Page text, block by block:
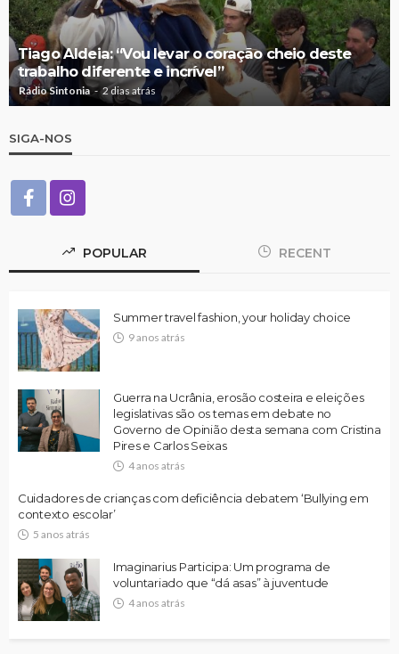
Tiago Aldeia: “Vou levar o coração cheio deste
trabalho diferente e incrível”
Rádio Sintonia 2 dias atrás
SIGA-NOS
POPULAR RECENT
Summer travel fashion, your holiday choice
9 anos atrás
Guerra na Ucrânia, erosão costeira e eleições
legislativas são os temas em debate no
Governo de Opinião desta semana com Cristina
Pires e Carlos Seixas
4 anos atrás
Cuidadores de crianças com deficiência debatem ‘Bullying em
contexto escolar’
5 anos atrás
Imaginarius Participa: Um programa de
voluntariado que “dá asas” à juventude
4 anos atrás